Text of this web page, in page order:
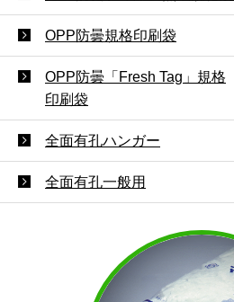
OPP防曇規格印刷袋
OPP防曇「Fresh Tag」規格
印刷袋
全面有孔ハンガー
全面有孔一般用